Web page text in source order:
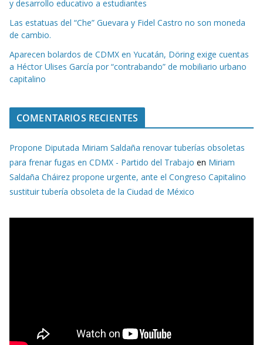
y desarrollo educativo a estudiantes
Las estatuas del “Che” Guevara y Fidel Castro no son moneda
de cambio.
Aparecen bolardos de CDMX en Yucatán, Döring exige cuentas
a Héctor Ulises García por “contrabando” de mobiliario urbano
capitalino
COMENTARIOS RECIENTES
Propone Diputada Miriam Saldaña renovar tuberías obsoletas
para frenar fugas en CDMX - Partido del Trabajo en Miriam
Saldaña Cháirez propone urgente, ante el Congreso Capitalino
sustituir tubería obsoleta de la Ciudad de México